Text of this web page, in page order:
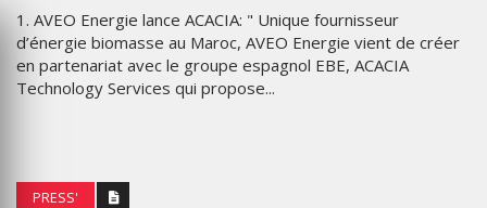
1. AVEO Energie lance ACACIA: " Unique fournisseur
d’énergie biomasse au Maroc, AVEO Energie vient de créer
en partenariat avec le groupe espagnol EBE, ACACIA
Technology Services qui propose...
PRESS'